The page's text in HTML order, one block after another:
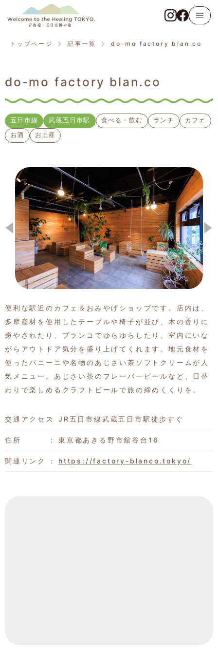
五日市線
記事一覧
食べる・飲む
泊まる・癒やされる
季節の特集記事
トップページ 記事一覧 do-mo factory blan.co
do-mo factory blan.co
五日市線 武蔵五日市駅 食べる・飲む ランチ
カフェ
お酒
お土産
便利な駅近のカフェ＆おみやげショップです。店内は、
多摩産材を使用したテーブルや椅子が並び、木の香りに
癒やされたり、ブランコでゆらゆらしたり、室内にいな
がらアウトドア気分を盛り上げてくれます。地元食材を
使ったパニーニや名物のあじさい茶ソフトクリームが人
気メニュー。あじさい茶のフレーバービールなど、日替
わりで楽しめるクラフトビールで旅の締めくくりを。
交通アクセス JR五日市線武蔵五日市駅徒歩すぐ
住所 東京都あきる野市舘谷台16
関連リンク https://factory-blanco.tokyo/